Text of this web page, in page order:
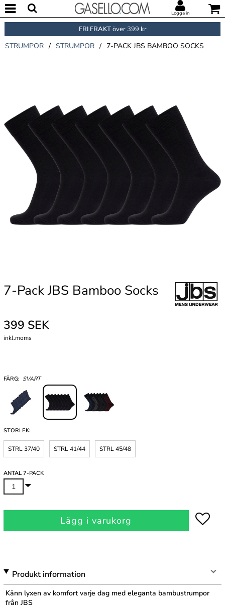
Logga in
FRI FRAKTöver 399 kr
STRUMPOR / STRUMPOR / 7-PACK JBS BAMBOO SOCKS
7-Pack JBS Bamboo Socks
399 SEK
inkl.moms
FÄRG: SVART
STORLEK:
STRL 37/40 STRL 41/44 STRL 45/48
ANTAL 7-PACK
Lägg i varukorg
Produkt information
Känn lyxen av komfort varje dag med eleganta bambustrumpor
från JBS